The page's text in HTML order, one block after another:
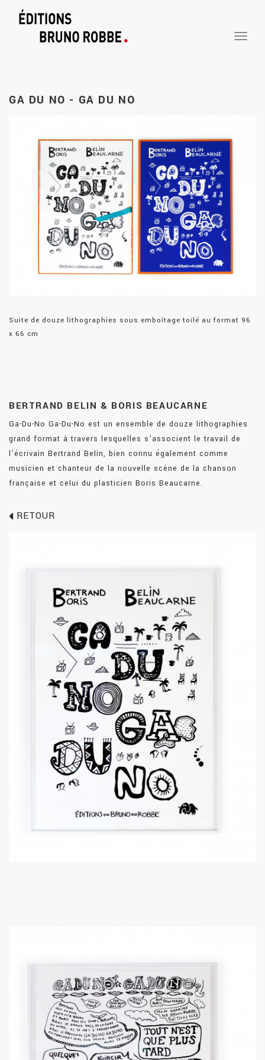
TOGGLE
GA DU NO - GA DU NO
Suite de douze lithographies sous emboîtage toilé au format 96
x 66 cm
BERTRAND BELIN & BORIS BEAUCARNE
Ga-Du-No Ga-Du-No est un ensemble de douze lithographies
grand format à travers lesquelles s’associent le travail de
l’écrivain Bertrand Belin, bien connu également comme
musicien et chanteur de la nouvelle scène de la chanson
française et celui du plasticien Boris Beaucarne.
RETOUR